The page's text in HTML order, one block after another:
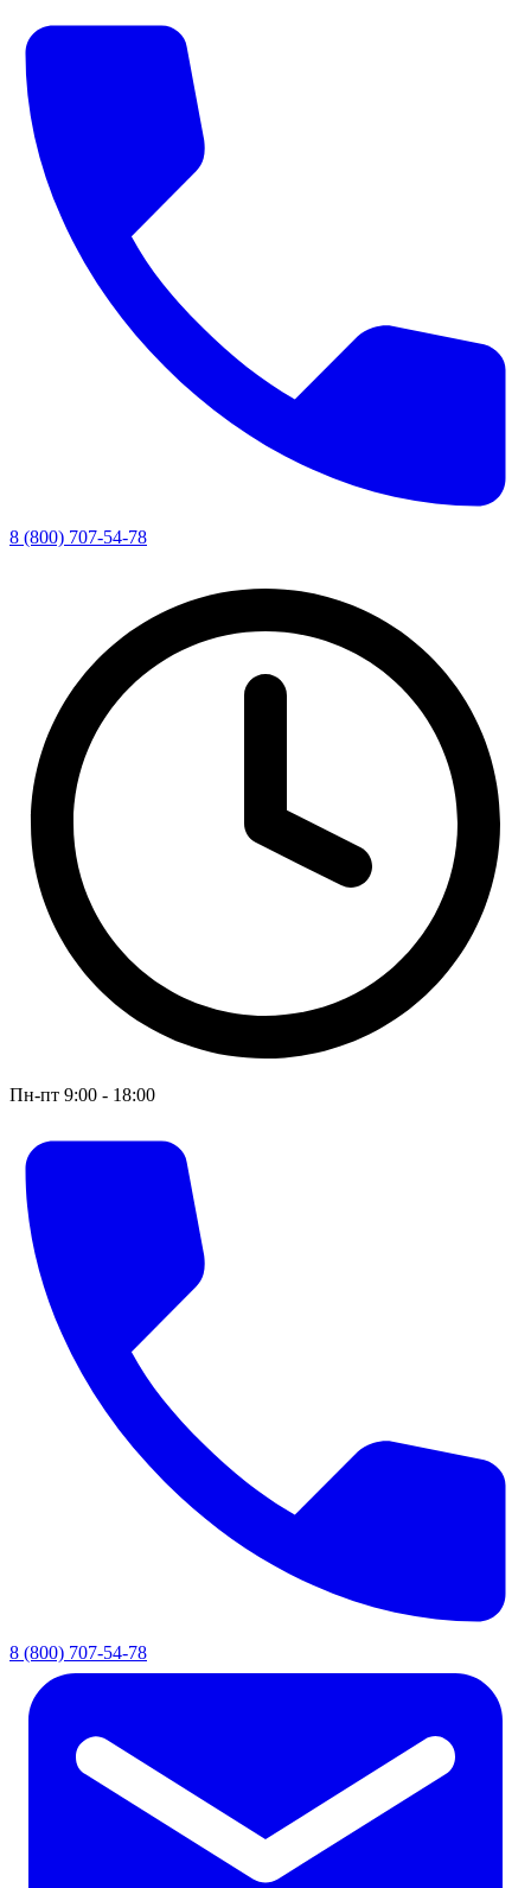
8 (800) 707-54-78
Пн-пт 9:00 - 18:00
8 (800) 707-54-78